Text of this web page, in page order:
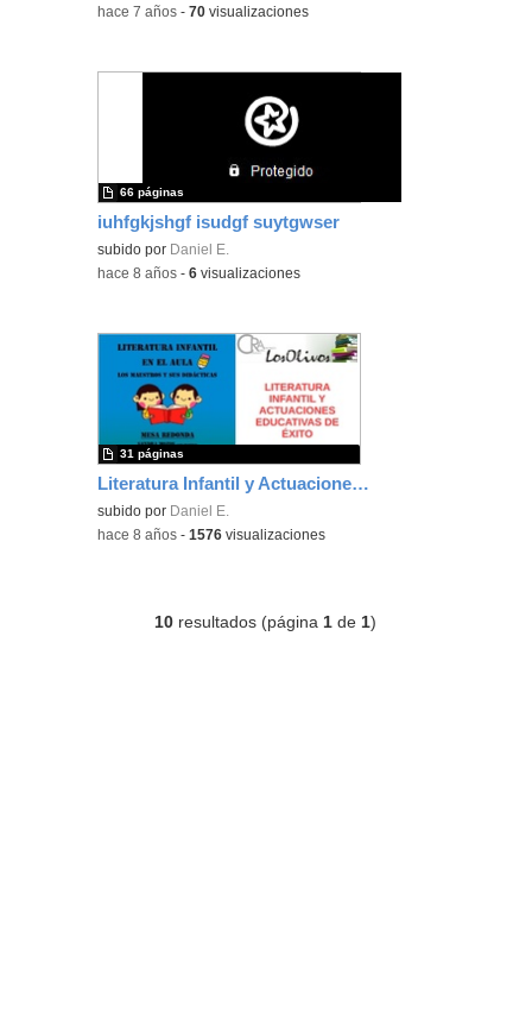
-hace 7 años -70 visualizaciones
iuhfgkjshgf isudgf suytgwser
subido por Daniel E.
66 páginas
-hace 8 años -6 visualizaciones
Literatura Infantil y Actuaciones Educativas de Éxito
subido por Daniel E.
31 páginas
-hace 8 años -1576 visualizaciones
10 resultados (página 1 de 1)